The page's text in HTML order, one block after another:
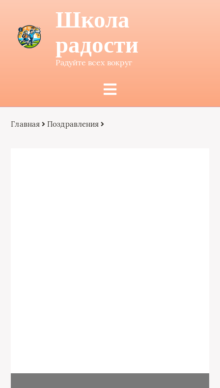
Школа
радости
Радуйте всех вокруг
Главная Поздравления